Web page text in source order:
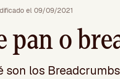
el 09/09/2021
pan o
son los